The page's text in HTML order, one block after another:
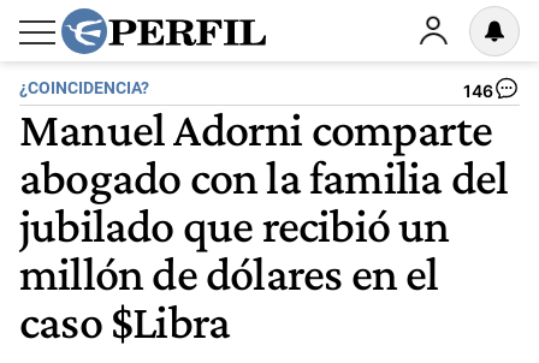
¿COINCIDENCIA? 146
Manuel Adorni comparte
abogado con la familia del
jubilado que recibió un
millón de dólares en el
caso $Libra